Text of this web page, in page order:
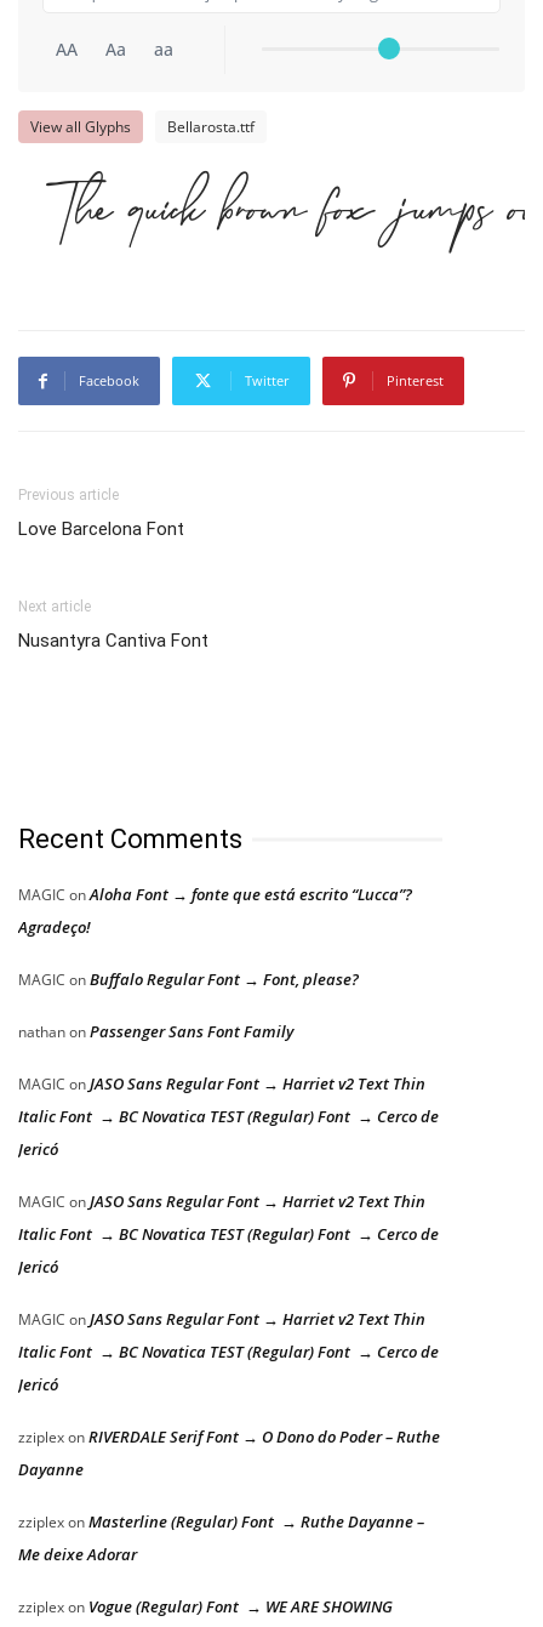
AA Aa aa
View all Glyphs Bellarosta.ttf
The quick brown fox
Facebook Twitter Pinterest
Previous article
Love Barcelona Font
Next article
Nusantyra Cantiva Font
Recent Comments
MAGIC onAloha Font → fonte que está escrito “Lucca”?
Agradeço!
MAGIC onBuffalo Regular Font → Font, please?
nathanonPassenger Sans Font Family
MAGIC onJASO Sans Regular Font → Harriet v2 Text Thin
Italic Font → BC Novatica TEST (Regular) Font → Cerco de
Jericó
MAGIC onJASO Sans Regular Font → Harriet v2 Text Thin
Italic Font → BC Novatica TEST (Regular) Font → Cerco de
Jericó
MAGIC onJASO Sans Regular Font → Harriet v2 Text Thin
Italic Font → BC Novatica TEST (Regular) Font → Cerco de
Jericó
zziplexonRIVERDALE Serif Font → O Dono do Poder – Ruthe
Dayanne
zziplexonMasterline (Regular) Font → Ruthe Dayanne –
Me deixe Adorar
zziplexon Vogue (Regular) Font → WE ARE SHOWING